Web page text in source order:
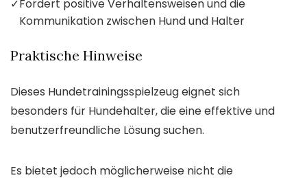
✓Fördert positive Verhaltensweisen und die
Kommunikation zwischen Hund und Halter
Praktische Hinweise
Dieses Hundetrainingsspielzeug eignet sich
besonders für Hundehalter, die eine effektive und
benutzerfreundliche Lösung suchen.
Es bietet jedoch möglicherweise nicht die